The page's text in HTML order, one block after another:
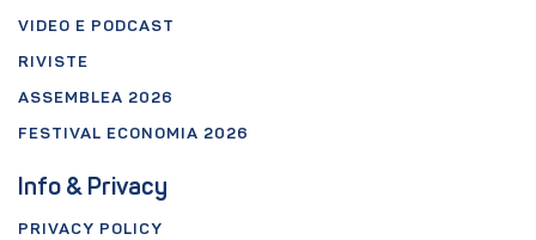
VIDEO E PODCAST
RIVISTE
ASSEMBLEA 2026
FESTIVAL ECONOMIA 2026
Info & Privacy
PRIVACY POLICY